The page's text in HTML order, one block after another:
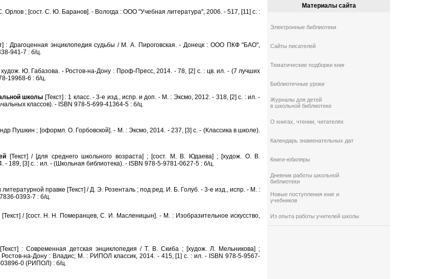
Орлов ; [сост. С. Ю. Баранов]. - Вологда : ООО "Учебная литература", 2006. - 517, [11] с. :
: Драгоценная энциклопедия судьбы / М. А. Пироговская. - Донецк : ООО ПКФ "БАО",
941-7 : б/ц.
худож. Ю. Габазова. - Ростов-на-Дону : Проф-Пресс, 2014. - 78, [2] с. : цв. ил. - (7 лучших
19968-6 : б/ц.
школы [Текст] : 1 класс. - 3-е изд., испр. и доп. - М. : Эксмо, 2012. - 318, [2] с. : ил. -
классов). - ISBN 978-5-699-41364-5 : б/ц.
Пушкин ; [оформл. О. Горбовской]. - М. : Эксмо, 2014. - 237, [3] с. - (Классика в школе).
[Текст] / [для среднего школьного возраста] ; [сост. М. В. Юдаева] ; [худож. О. В.
189, [3] с. : ил. - (Школьная библиотека). - ISBN 978-5-9781-0627-5 : б/ц.
правке [Текст] / Д. Э. Розенталь ; под ред. И. Б. Голуб. - 3-е изд., испр. - М. :
0393-7 : б/ц.
[Текст] / [сост. Н. Н. Померанцев, С. И. Масленицын]. - М. : Изобразительное искусство,
: Современная детская энциклопедия / Т. В. Скиба ; [худож. Л. Мельникова] ;
на-Дону : Владис; М. : РИПОЛ классик, 2014. - 415, [1] с. : ил. - ISBN 978-5-9567-
0 (РИПОЛ) : б/ц.
Материалы сайта
Электронные библиотеки
Сайты писателей
Тематические подборки книг
Библиотечные уроки
Журналы для детей
в школьной библиотеке
О книгах, чтении, читателях
Календарь знаменательных дат
Книги-юбиляры
Дневник работы школьной
библиотеки
Новые поступления книг и
учебников
Из опыта работы учителей школы